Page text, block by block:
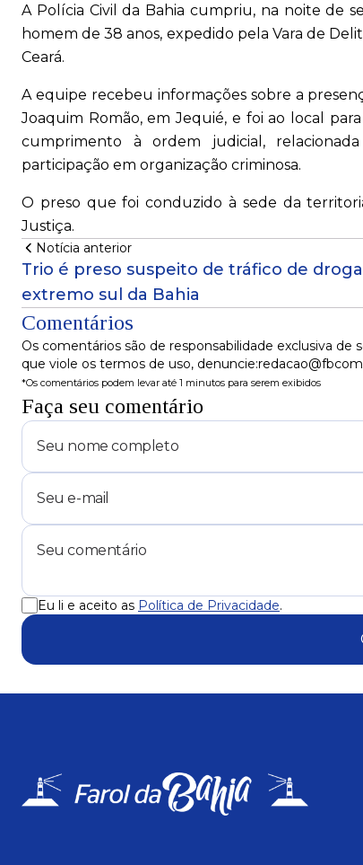
A Polícia Civil da Bahia cumpriu, na noite de
homem de 38 anos, expedido pela Vara de
Ceará.
A equipe recebeu informações sobre a
Joaquim Romão, em Jequié, e foi ao local
cumprimento à ordem judicial,
participação em organização criminosa.
O preso que foi conduzido à sede da
Justiça.
Notícia anterior
Trio é preso suspeito de tráfico de
extremo sul da Bahia
Comentários
Os comentários são de responsabilidade exclusiva
que viole os termos de uso,
*Os comentários podem levar até 1 minutos para serem exibidos
Faça seu comentário
Eu li e aceito as Política de Privacidade.